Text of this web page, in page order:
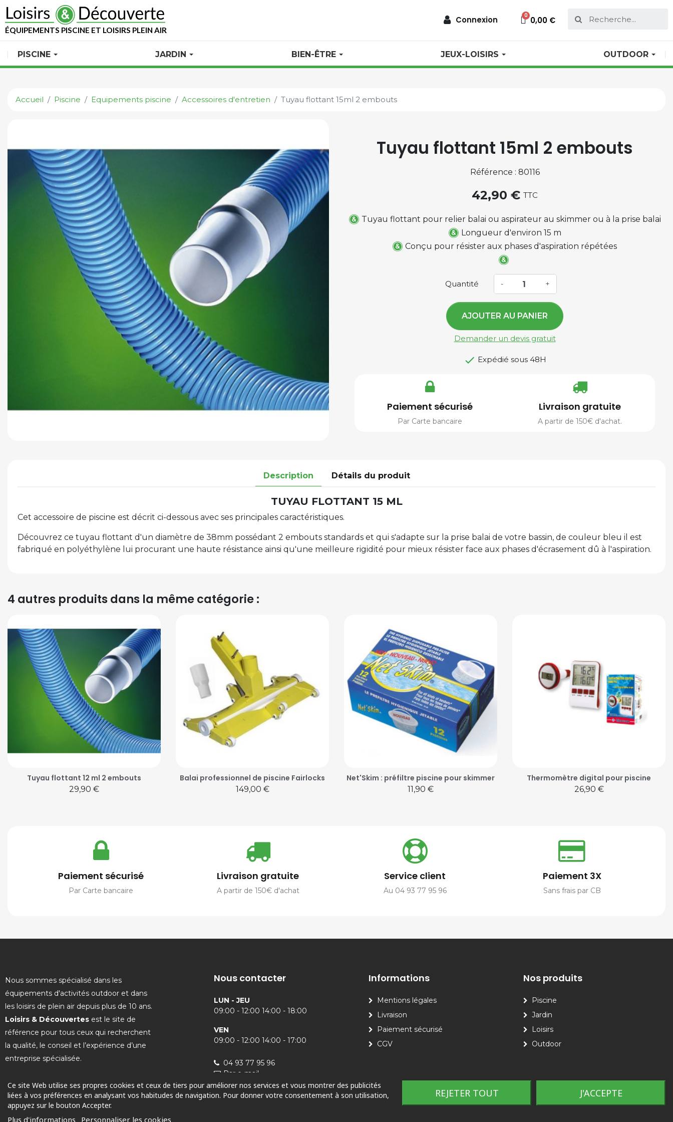
ÉQUIPEMENTS PISCINE ET LOISIRS PLEIN AIR
Connexion 0,00 €
PISCINE JARDIN BIEN-ÊTRE JEUX-LOISIRS OUTDOOR
Accueil Piscine Equipements piscine Accessoires d'entretien Tuyau flottant 15ml 2 embouts
Tuyau flottant 15ml 2 embouts
Référence : 80116
42,90 € TTC
Tuyau flottant pour relier balai ou aspirateur au skimmer ou à la prise balai
Longueur d'environ 15 m
Conçu pour résister aux phases d'aspiration répétées
Quantité - +
AJOUTER AU PANIER
Demander un devis gratuit
 Expédié sous 48H
Paiement sécurisé
Par Carte bancaire
Livraison gratuite
A partir de 150€ d'achat.
Description Détails du produit
TUYAU FLOTTANT 15 ML
Cet accessoire de piscine est décrit ci-dessous avec ses principales caractéristiques.
Découvrez ce tuyau flottant d'un diamètre de 38mm possédant 2 embouts standards et qui s'adapte sur la prise balai de votre bassin, de couleur bleu il est
fabriqué en polyéthylène lui procurant une haute résistance ainsi qu'une meilleure rigidité pour mieux résister face aux phases d'écrasement dû à l'aspiration.
4 autres produits dans la même catégorie :
Tuyau flottant 12 ml 2 embouts
Prix
29,90 €
Balai professionnel de piscine Fairlocks
Prix
149,00 €
Net'Skim : préfiltre piscine pour skimmer
Prix
11,90 €
Thermomètre digital pour piscine
Prix
26,90 €
Paiement sécurisé
Par Carte bancaire
Livraison gratuite
A partir de 150€ d'achat
Service client
Au 04 93 77 95 96
Paiement 3X
Sans frais par CB
Nous sommes spécialisé dans les
équipements d'activités outdoor et dans
les loisirs de plein air depuis plus de 10 ans.
Loisirs & Découvertes est le site de
référence pour tous ceux qui recherchent
la qualité, le conseil et l’expérience d’une
entreprise spécialisée.
Nous contacter
LUN - JEU
09:00 - 12:00 14:00 - 18:00
VEN
09:00 - 12:00 14:00 - 17:00
04 93 77 95 96
Par e-mail
Informations
Mentions légales
Livraison
Paiement sécurisé
CGV
Nos produits
Piscine
Jardin
Loisirs
Outdoor
© 2025 Tous droits réservés
Ce site Web utilise ses propres cookies et ceux de tiers pour améliorer nos services et vous montrer des publicités
liées à vos préférences en analysant vos habitudes de navigation. Pour donner votre consentement à son utilisation,
appuyez sur le bouton Accepter.
Plus d'informations Personnaliser les cookies
REJETER TOUT J'ACCEPTE